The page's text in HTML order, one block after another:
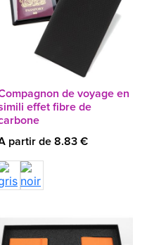
de voyage en
effet fibre de
partir de 8.83 €